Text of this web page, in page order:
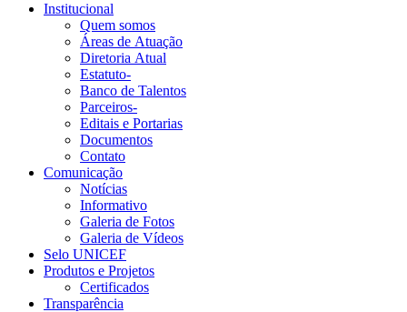
Institucional
Quem somos
Áreas de Atuação
Diretoria Atual
Estatuto-
Banco de Talentos
Parceiros-
Editais e Portarias
Documentos
Contato
Comunicação
Notícias
Informativo
Galeria de Fotos
Galeria de Vídeos
Selo UNICEF
Produtos e Projetos
Certificados
Transparência